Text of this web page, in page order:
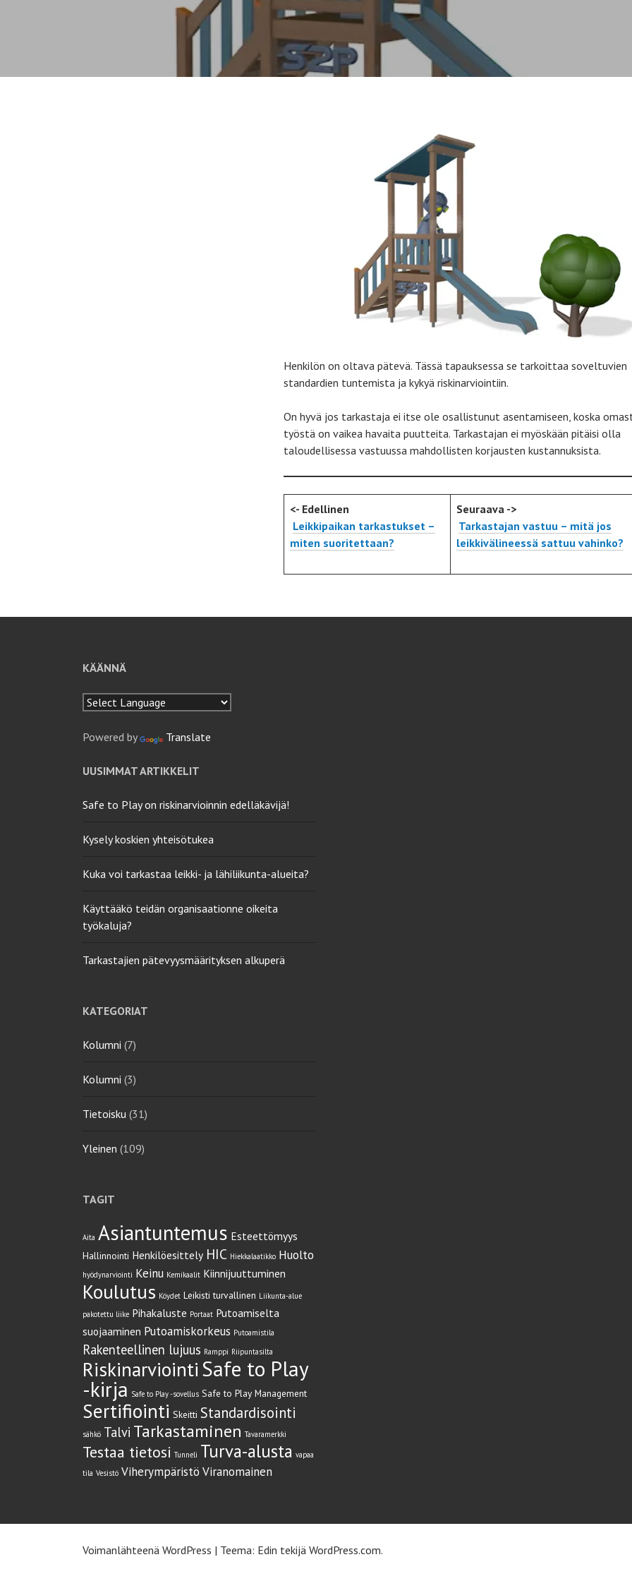
Henkilön on oltava pätevä. Tässä tapauksessa se tarkoittaa soveltuvien
standardien tuntemista ja kykyä riskinarviointiin.
On hyvä jos tarkastaja ei itse ole osallistunut asentamiseen, koska
työstä on vaikea havaita puutteita. Tarkastajan ei myöskään pitäisi olla
taloudellisessa vastuussa mahdollisten korjausten kustannuksista.
<- Edellinen
Leikkipaikan tarkastukset –
miten suoritettaan?
Seuraava ->
Tarkastajan vastuu – mitä jos
leikkivälineessä sattuu vahinko?
KÄÄNNÄ
Powered by Translate
UUSIMMAT ARTIKKELIT
Safe to Play on riskinarvioinnin edelläkävijä!
Kysely koskien yhteisötukea
Kuka voi tarkastaa leikki- ja lähiliikunta-alueita?
Käyttääkö teidän organisaationne oikeita
työkaluja?
Tarkastajien pätevyysmäärityksen alkuperä
KATEGORIAT
Kolumni (7)
Kolumni (3)
Tietoisku (31)
Yleinen (109)
TAGIT
Aita Asiantuntemus Esteettömyys
Hallinnointi Henkilöesittely HIC Hiekkalaatikko Huolto
hyödynarviointi Keinu Kemikaalit Kiinnijuuttuminen
Koulutus Köydet Leikisti turvallinen Liikunta-alue
pakotettu liike Pihakaluste Portaat Putoamiselta
suojaaminen Putoamiskorkeus Putoamistila
Rakenteellinen lujuus Ramppi Riipuntasilta
Riskinarviointi Safe to Play
-kirja Safe to Play -sovellus Safe to Play Management
Sertifiointi Skeitti Standardisointi
sähkö Talvi Tarkastaminen Tavaramerkki
Testaa tietosi Tunneli Turva-alusta vapaa
tila Vesistö Viherympäristö Viranomainen
Voimanlähteenä WordPress | Teema: Edin tekijä WordPress.com.